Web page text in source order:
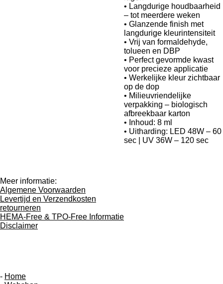
• Langdurige houdbaarheid
– tot meerdere weken
• Glanzende finish met
langdurige kleurintensiteit
• Vrij van formaldehyde,
tolueen en DBP
• Perfect gevormde kwast
voor precieze applicatie
• Werkelijke kleur zichtbaar
op de dop
• Milieuvriendelijke
verpakking – biologisch
afbreekbaar karton
• Inhoud: 8 ml
• Uitharding: LED 48W – 60
sec | UV 36W – 120 sec
Meer informatie:
Algemene Voorwaarden
Levertijd en Verzendkosten
retourneren
HEMA-Free & TPO-Free Informatie
Disclaimer
- Home